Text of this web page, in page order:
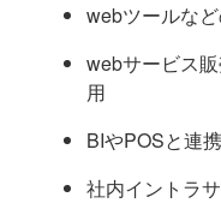
webツールな
webサービス
用
BIやPOSと連
社内イントラ